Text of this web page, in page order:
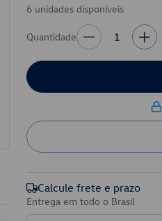
6 unidades disponíveis
Quantidade 1
Calcule frete e prazo
Entrega em todo o Brasil